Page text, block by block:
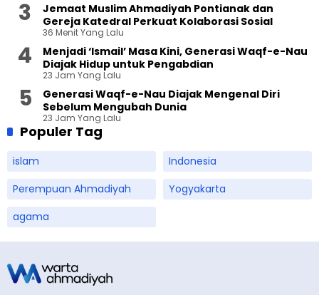
Jemaat Muslim Ahmadiyah Pontianak dan
Gereja Katedral Perkuat Kolaborasi Sosial
36 Menit Yang Lalu
Menjadi ‘Ismail’ Masa Kini, Generasi Waqf-e-Nau
Diajak Hidup untuk Pengabdian
23 Jam Yang Lalu
Generasi Waqf-e-Nau Diajak Mengenal Diri
Sebelum Mengubah Dunia
23 Jam Yang Lalu
Populer Tag
islam
Indonesia
Perempuan Ahmadiyah
Yogyakarta
agama